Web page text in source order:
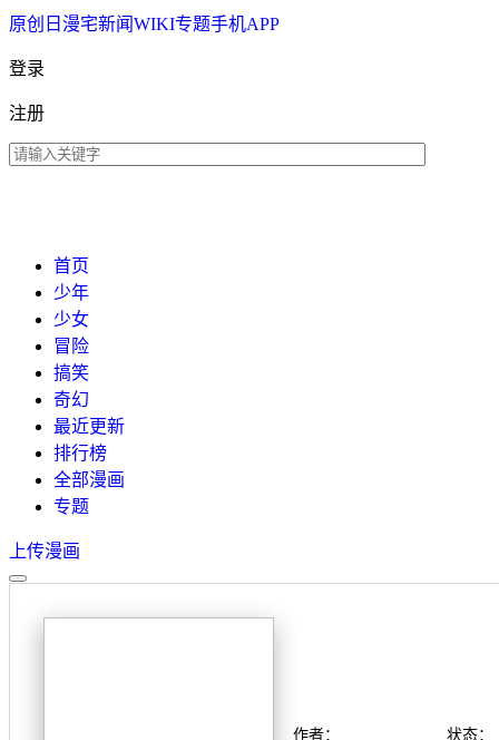
原创 日漫宅新闻WIKI专题手机APP
登录
注册
首页
少年
少女
冒险
搞笑
奇幻
最近更新
排行榜
全部漫画
专题
上传漫画
作者：
状态：